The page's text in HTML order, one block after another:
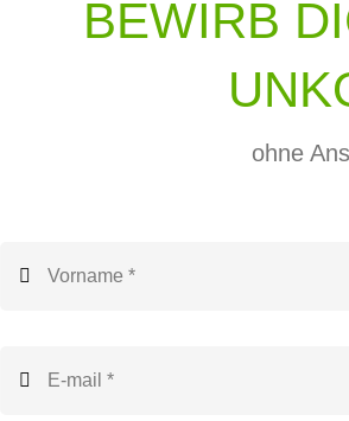
BEWIRB
ohne